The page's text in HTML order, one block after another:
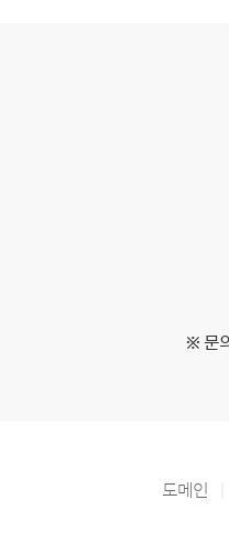
※ 문
도메인